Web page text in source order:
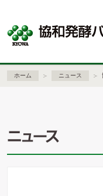
ホーム ニュース